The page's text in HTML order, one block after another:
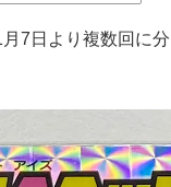
7日より複数回に